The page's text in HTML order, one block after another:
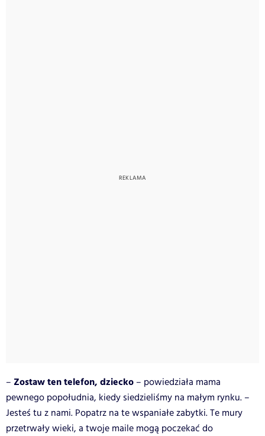
– Zostaw ten telefon, dziecko – powiedziała mama
pewnego popołudnia, kiedy siedzieliśmy na małym rynku. –
Jesteś tu z nami. Popatrz na te wspaniałe zabytki. Te mury
przetrwały wieki, a twoje maile mogą poczekać do